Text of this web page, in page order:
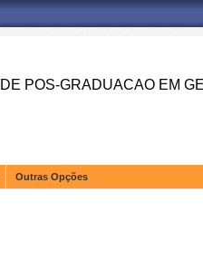
POS-GRADUACAO EM
Outras Opções